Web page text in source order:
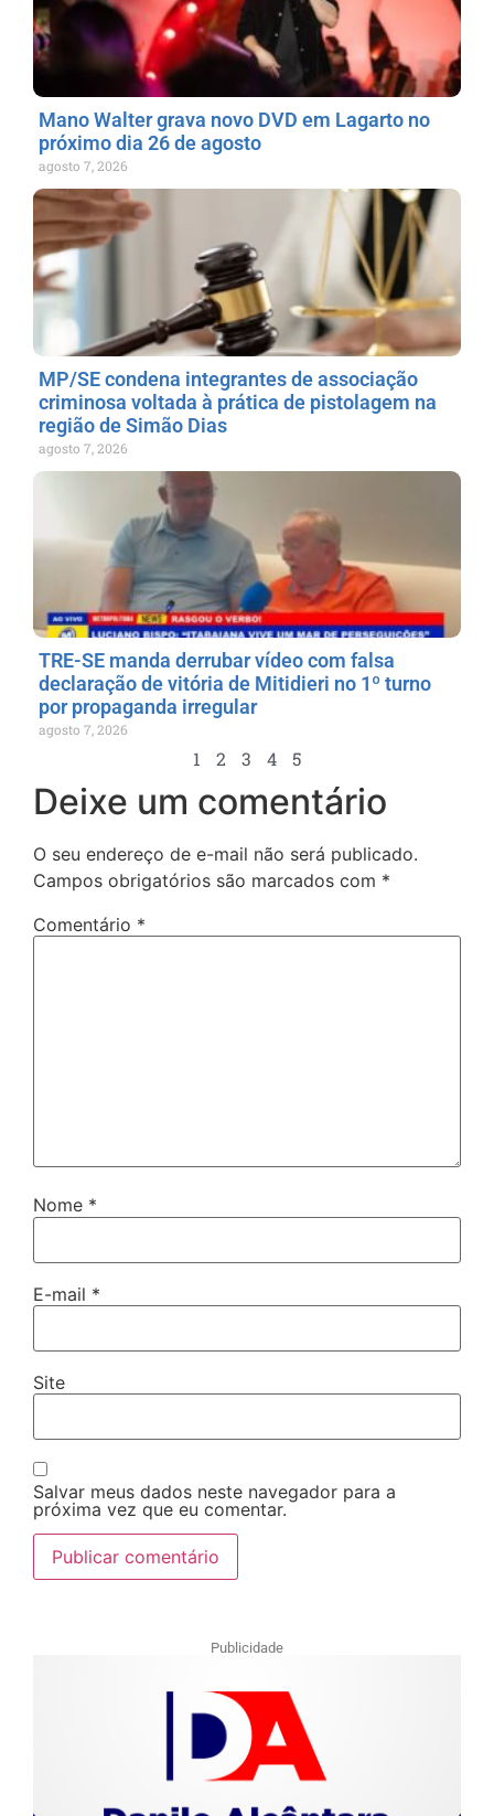
Mano Walter grava novo DVD em Lagarto no
próximo dia 26 de agosto
agosto 7, 2026
MP/SE condena integrantes de associação
criminosa voltada à prática de pistolagem na
região de Simão Dias
agosto 7, 2026
TRE-SE manda derrubar vídeo com falsa
declaração de vitória de Mitidieri no 1º turno
por propaganda irregular
agosto 7, 2026
1 2 3 4 5
Deixe um comentário
O seu endereço de e-mail não será publicado.
Campos obrigatórios são marcados com *
Comentário *
Nome *
E-mail *
Site
Salvar meus dados neste navegador para a
próxima vez que eu comentar.
Publicidade